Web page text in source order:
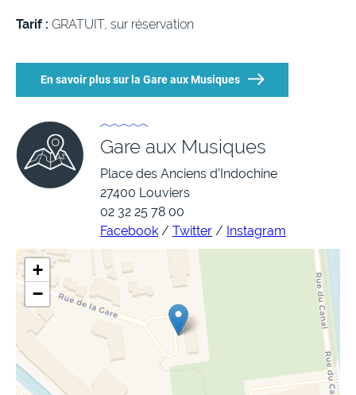
Tarif : GRATUIT, sur réservation
En savoir plus sur la Gare aux Musiques
Gare aux Musiques
Place des Anciens d’Indochine
27400 Louviers
02 32 25 78 00
Facebook / Twitter / Instagram
+
−